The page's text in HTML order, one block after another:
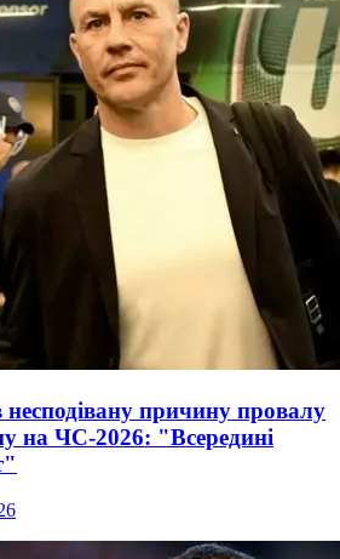
причину провалу
на ЧС-2026: "Всередині